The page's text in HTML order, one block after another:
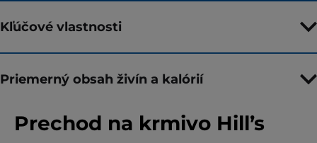
Kľúčové vlastnosti
Priemerný obsah živín a kalórií
Prechod na krmivo Hill’s